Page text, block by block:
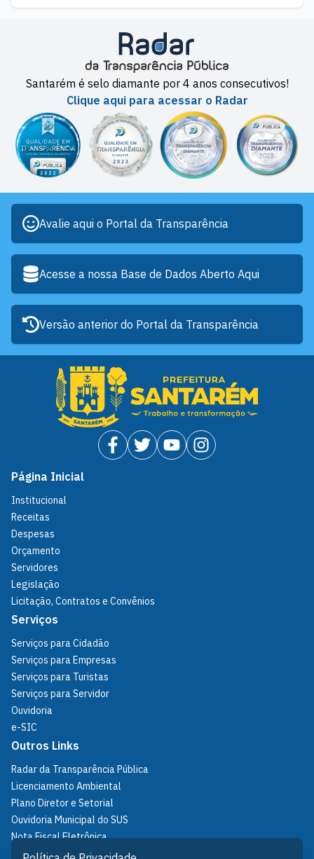
Santarém é selo diamante por 4 anos consecutivos!
Clique aqui para acessar o Radar
Avalie aqui o Portal da Transparência
Acesse a nossa Base de Dados Aberto Aqui
Versão anterior do Portal da Transparência
Página Inicial
Institucional
Receitas
Despesas
Orçamento
Servidores
Legislação
Licitação, Contratos e Convênios
Serviços
Serviços para Cidadão
Serviços para Empresas
Serviços para Turistas
Serviços para Servidor
Ouvidoria
e-SIC
Outros Links
Radar da Transparência Pública
Licenciamento Ambiental
Plano Diretor e Setorial
Ouvidoria Municipal do SUS
Nota Fiscal Eletrônica
IPTU